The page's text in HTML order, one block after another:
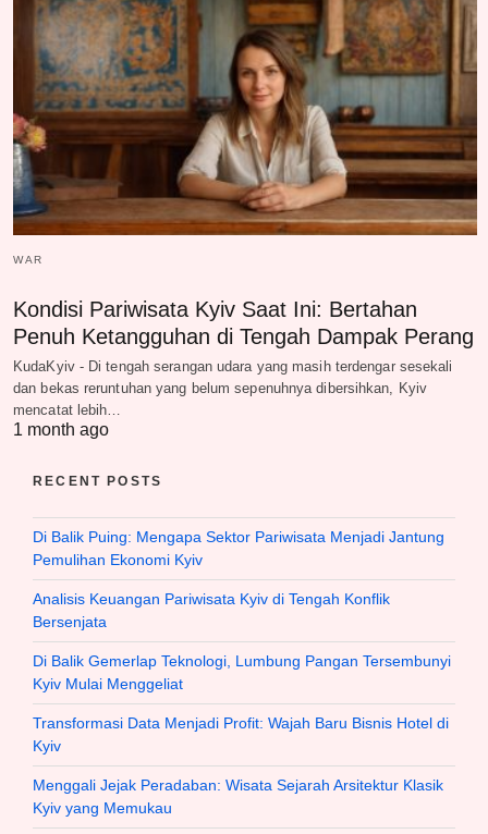
WAR
Kondisi Pariwisata Kyiv Saat Ini: Bertahan
Penuh Ketangguhan di Tengah Dampak Perang
KudaKyiv - Di tengah serangan udara yang masih terdengar sesekali
dan bekas reruntuhan yang belum sepenuhnya dibersihkan, Kyiv
mencatat lebih…
1 month ago
RECENT POSTS
Di Balik Puing: Mengapa Sektor Pariwisata Menjadi Jantung
Pemulihan Ekonomi Kyiv
Analisis Keuangan Pariwisata Kyiv di Tengah Konflik
Bersenjata
Di Balik Gemerlap Teknologi, Lumbung Pangan Tersembunyi
Kyiv Mulai Menggeliat
Transformasi Data Menjadi Profit: Wajah Baru Bisnis Hotel di
Kyiv
Menggali Jejak Peradaban: Wisata Sejarah Arsitektur Klasik
Kyiv yang Memukau